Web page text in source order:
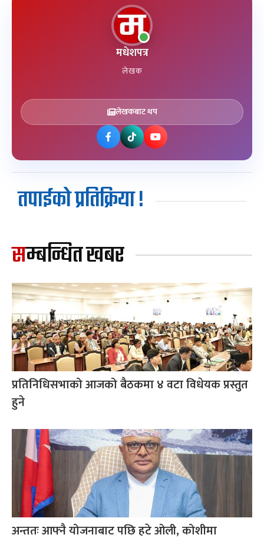
मधेशपत्र
लेखक
लेखकबाट थप
तपाईको प्रतिक्रिया !
सम्बन्धित खबर
प्रतिनिधिसभाको आजको बैठकमा ४ वटा विधेयक प्रस्तुत
हुने
अन्ततः आफ्नै योजनाबाट पछि हटे ओली, कोशीमा